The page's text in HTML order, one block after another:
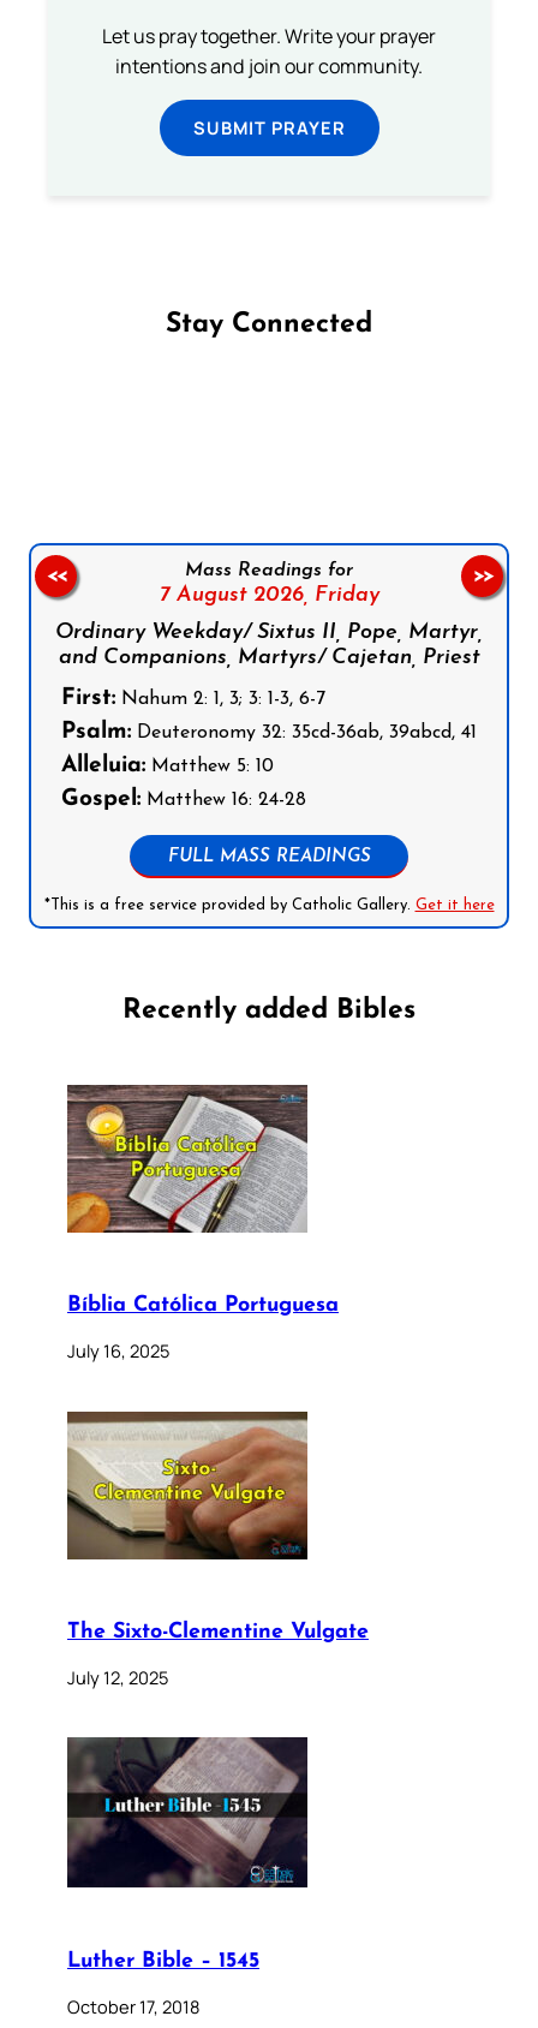
Let us pray together. Write your prayer
intentions and join our community.
SUBMIT PRAYER
Stay Connected
Mass Readings for
7 August 2026, Friday
Ordinary Weekday/ Sixtus II, Pope, Martyr,
and Companions, Martyrs/ Cajetan, Priest
First: Nahum 2: 1, 3; 3: 1-3, 6-7
Psalm: Deuteronomy 32: 35cd-36ab, 39abcd, 41
Alleluia: Matthew 5: 10
Gospel: Matthew 16: 24-28
FULL MASS READINGS
*This is a free service provided by Catholic Gallery. Get it here
<< >>
Recently added Bibles
Bíblia Católica Portuguesa
July 16, 2025
The Sixto-Clementine Vulgate
July 12, 2025
Luther Bible – 1545
October 17, 2018